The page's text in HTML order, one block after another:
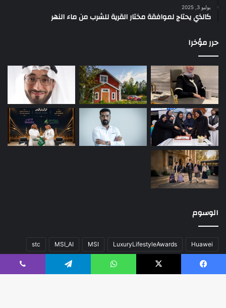
يوليو 3, 2025
كالذي يحتاج لموافقة مختار القرية للشرب من ماء النهر
حرر مؤخرا
الوسوم
Huawei
LuxuryLifestyleAwards
MSI
MSI_AI
stc
أخبار العالم اللون سيارات عن
فيسبوك ‫X واتساب تيلقرام ڤايبر